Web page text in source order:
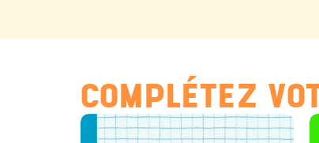
COMPLÉTEZ